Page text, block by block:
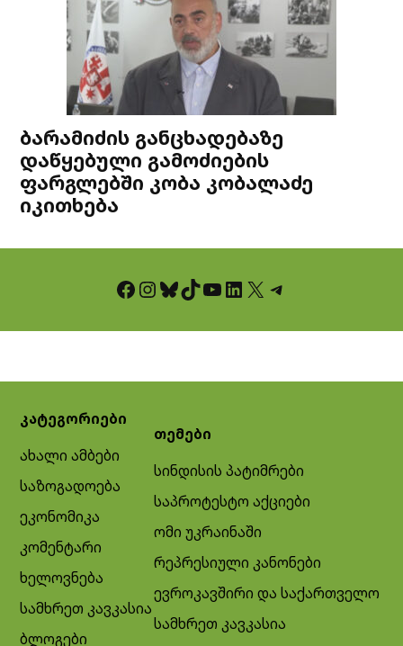
ბარამიძის განცხადებაზე
დაწყებული გამოძიების
ფარგლებში კობა კობალაძე
იკითხება
Facebook InstagramBluesky TikTok YouTube LinkedIn X Telegram
კატეგორიები
ახალი ამბები
საზოგადოება
ეკონომიკა
კომენტარი
ხელოვნება
სამხრეთ კავკასია
ბლოგები
თემები
სინდისის პატიმრები
საპროტესტო აქციები
ომი უკრაინაში
რეპრესიული კანონები
ევროკავშირი და საქართველო
სამხრეთ კავკასია